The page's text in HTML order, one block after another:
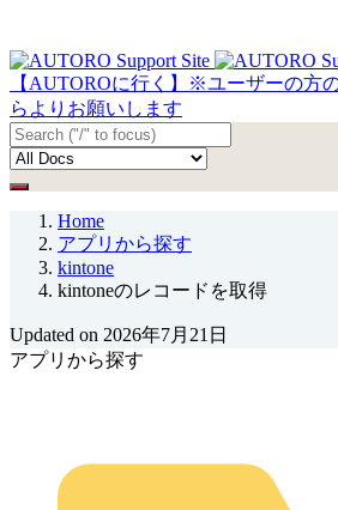
【AUTOROに行く】※ユーザーの方
らよりお願いします
Home
アプリから探す
kintone
kintoneのレコードを取得
Updated on 2026年7月21日
アプリから探す